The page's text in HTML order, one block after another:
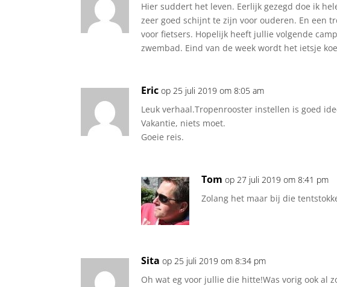
Hier suddert het leven. Eerlijk gezegd doe ik
zeer goed schijnt te zijn voor ouderen. En een
voor fietsers. Hopelijk heeft jullie volgende
zwembad. Eind van de week wordt het ietsje
Eric op 25 juli 2019 om 8:05 am
Leuk verhaal.Tropenrooster instellen is goed
Vakantie, niets moet.
Goeie reis.
Tom op 27 juli 2019 om 8:41 pm
Zolang het maar bij die
Sita op 25 juli 2019 om 8:34 pm
Oh wat eg voor jullie die hitte!Was vorig ook al